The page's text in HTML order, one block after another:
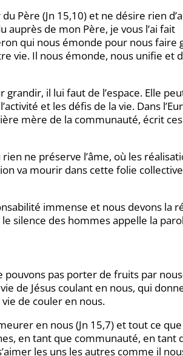
Père (Jn 15,10) et ne désire rien
auprès de mon Père, je vous l’ai fait
qui nous émonde pour nous faire
vie. Il nous émonde, nous unifie et
il lui faut de l’espace. Elle
et les défis de la vie. Dans
mère de la communauté, écrit
ne préserve l’âme, où les
va mourir dans cette folie
immense et nous devons la
silence des hommes appelle la
pouvons pas porter de fruits par
de Jésus coulant en nous, qui
de couler en nous.
en nous (Jn 15,7) et tout ce
en tant que communauté, en tant
les uns les autres comme il